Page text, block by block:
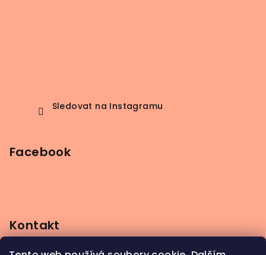
Sledovat na Instagramu
Facebook
Kontakt